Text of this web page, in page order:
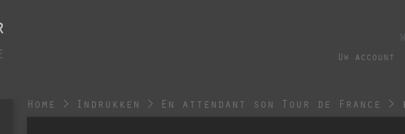
Uw account
Home > Indrukken > En attendant son Tour de France >